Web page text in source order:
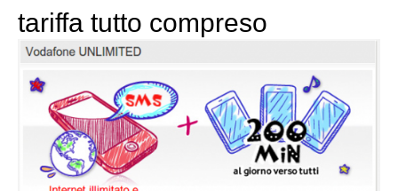
tariffa tutto compreso